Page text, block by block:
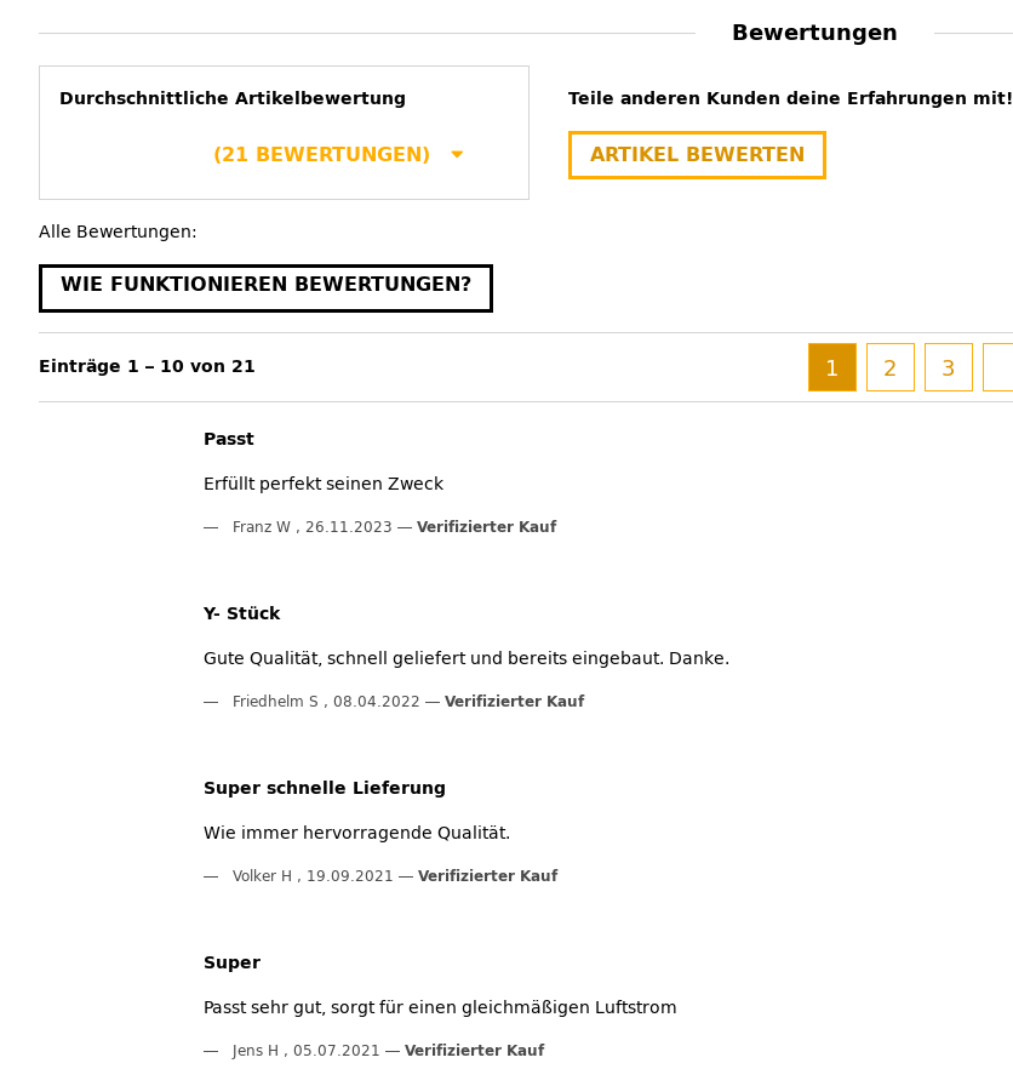
Bewertungen
Durchschnittliche Artikelbewertung
(21 BEWERTUNGEN)
Teile anderen Kunden deine Erfahrungen mit!
ARTIKEL BEWERTEN
Alle Bewertungen:
WIE FUNKTIONIEREN BEWERTUNGEN?
Einträge 1 – 10 von 21 1 2 3
Passt
Erfüllt perfekt seinen Zweck
Franz W , 26.11.2023 Verifizierter Kauf
Y- Stück
Gute Qualität, schnell geliefert und bereits eingebaut. Danke.
Friedhelm S , 08.04.2022 Verifizierter Kauf
Super schnelle Lieferung
Wie immer hervorragende Qualität.
Volker H , 19.09.2021 Verifizierter Kauf
Super
Passt sehr gut, sorgt für einen gleichmäßigen Luftstrom
Jens H , 05.07.2021 Verifizierter Kauf